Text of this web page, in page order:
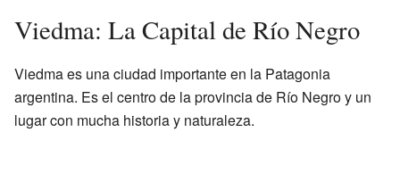
Viedma: La Capital de Río Negro
Viedma es una ciudad importante en la Patagonia
argentina. Es el centro de la provincia de Río Negro y un
lugar con mucha historia y naturaleza.